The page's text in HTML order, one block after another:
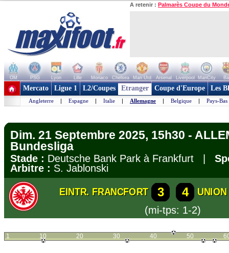
A retenir : Palmarès Coupe du
OM PSG Lyon Lille Monaco Chelsea Man Utd Arsenal Liverpool ManCity
+ de clubs
Mercato Ligue 1 L2/Coupes Etranger Coupe d'Europe Les
Angleterre | Espagne | Italie | Allemagne | Belgique | Pays-Bas
Dim. 21 Septembre 2025, 15h30 -
Bundesliga
Stade : Deutsche Bank Park à Frankfurt |
Arbitre : S. Jablonski
EINTR. FRANCFORT 3 4
(mi-tps: 1-2)
1 10 20 30 40 50